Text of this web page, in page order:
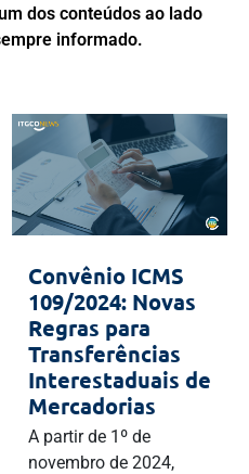
dos conteúdos ao lado
informado.
Convênio ICMS
109/2024: Novas
Regras para
Transferências
Interestaduais de
Mercadorias
A partir de 1º de
novembro de 2024,